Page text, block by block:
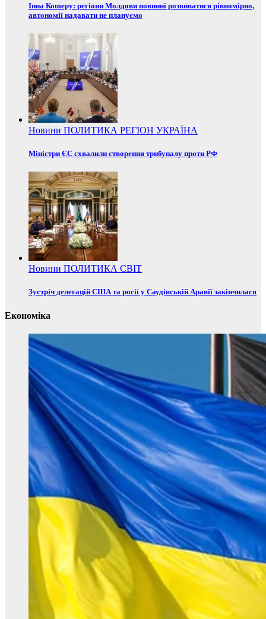
Інна Кошеру: регіони Молдови повинні розвиватися рівномірно,
автономії надавати не плануємо
Новини ПОЛИТИКА РЕГІОН УКРАЇНА
Міністри ЄС схвалили створення трибуналу проти РФ
Новини ПОЛИТИКА СВІТ
Зустріч делегацій США та росії у Саудівській Аравії закінчилася
Економіка